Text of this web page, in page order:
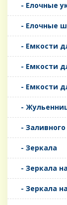
- Елочные
- Елочные
- Емкости
- Емкости
- Емкости
-
- Заливного
- Зеркала
- Зеркала
- Зеркала